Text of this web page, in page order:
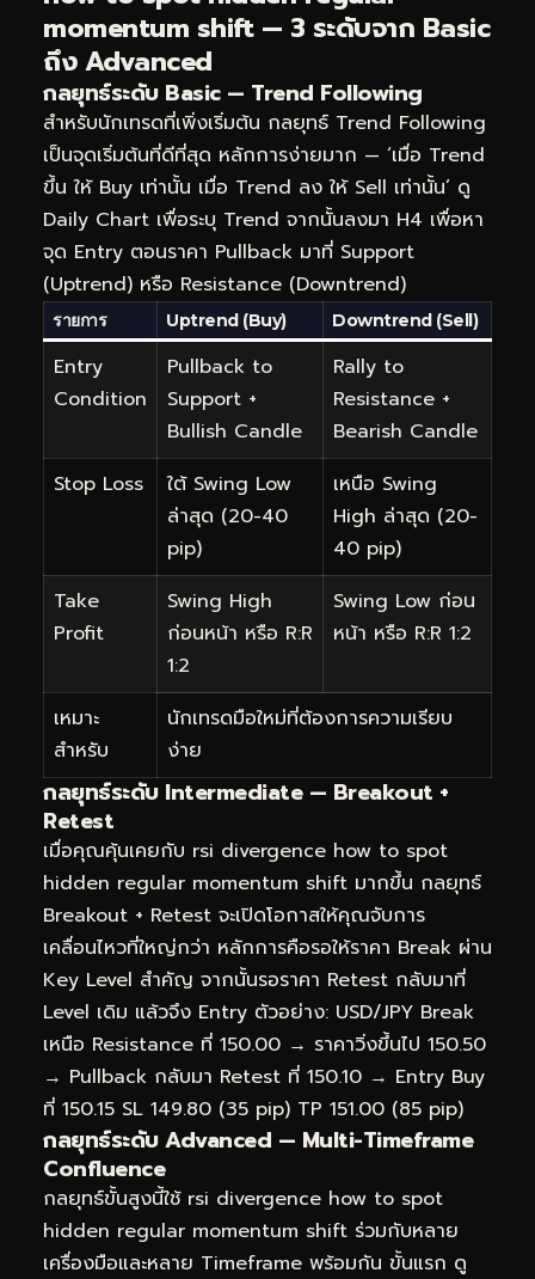
momentum shift — 3 ระดับจาก Basic
ถึง Advanced
กลยุทธ์ระดับ Basic — Trend Following
สำหรับนักเทรดที่เพิ่งเริ่มต้น กลยุทธ์ Trend Following
เป็นจุดเริ่มต้นที่ดีที่สุด หลักการง่ายมาก — ‘เมื่อ Trend
ขึ้น ให้ Buy เท่านั้น เมื่อ Trend ลง ให้ Sell เท่านั้น’ ดู
Daily Chart เพื่อระบุ Trend จากนั้นลงมา H4 เพื่อหา
จุด Entry ตอนราคา Pullback มาที่ Support
(Uptrend) หรือ Resistance (Downtrend)
รายการ Uptrend (Buy) Downtrend (Sell)
Entry
Condition
Pullback to
Support +
Bullish Candle
Rally to
Resistance +
Bearish Candle
Stop Loss
ใต้ Swing Low
ล่าสุด (20-40
pip)
เหนือ Swing
High ล่าสุด (20-
40 pip)
Take
Profit
Swing High
ก่อนหน้า หรือ R:R
1:2
Swing Low ก่อน
หน้า หรือ R:R 1:2
เหมาะ
สำหรับ
นักเทรดมือใหม่ที่ต้องการความเรียบ
ง่าย
กลยุทธ์ระดับ Intermediate — Breakout +
Retest
เมื่อคุณคุ้นเคยกับ rsi divergence how to spot
hidden regular momentum shift มากขึ้น กลยุทธ์
Breakout + Retest จะเปิดโอกาสให้คุณจับการ
เคลื่อนไหวที่ใหญ่กว่า หลักการคือรอให้ราคา Break ผ่าน
Key Level สำคัญ จากนั้นรอราคา Retest กลับมาที่
Level เดิม แล้วจึง Entry ตัวอย่าง: USD/JPY Break
เหนือ Resistance ที่ 150.00 → ราคาวิ่งขึ้นไป 150.50
→ Pullback กลับมา Retest ที่ 150.10 → Entry Buy
ที่ 150.15 SL 149.80 (35 pip) TP 151.00 (85 pip)
กลยุทธ์ระดับ Advanced — Multi-Timeframe
Confluence
กลยุทธ์ขั้นสูงนี้ใช้ rsi divergence how to spot
hidden regular momentum shift ร่วมกับหลาย
เครื่องมือและหลาย Timeframe พร้อมกัน ขั้นแรก ดู